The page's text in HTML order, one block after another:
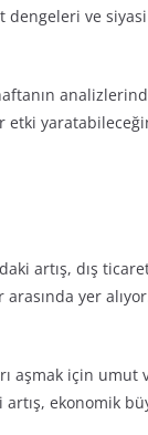
dengeleri ve
etki
artış, dış
yer
aşmak için umut
ekonomik